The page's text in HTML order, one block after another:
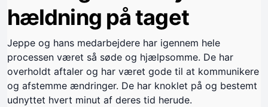
hældning på taget
Jeppe og hans medarbejdere har igennem hele
processen været så søde og hjælpsomme. De har
overholdt aftaler og har været gode til at kommunikere
og afstemme ændringer. De har knoklet på og bestemt
udnyttet hvert minut af deres tid herude.